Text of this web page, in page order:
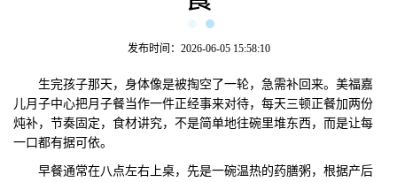
们
评
发布时间：2026-06-05 15:58:10
生完孩子那天，身体像是被掏空了一轮，急需补回来。美福嘉
儿月子中心把月子餐当作一件正经事来对待，每天三顿正餐加两份
炖补，节奏固定，食材讲究，不是简单地往碗里堆东西，而是让每
一口都有据可依。
早餐通常在八点左右上桌，先是一碗温热的药膳粥，根据产后